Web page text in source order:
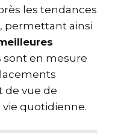
les tendances
permettant ainsi
sont en mesure
de vue de
vie quotidienne.